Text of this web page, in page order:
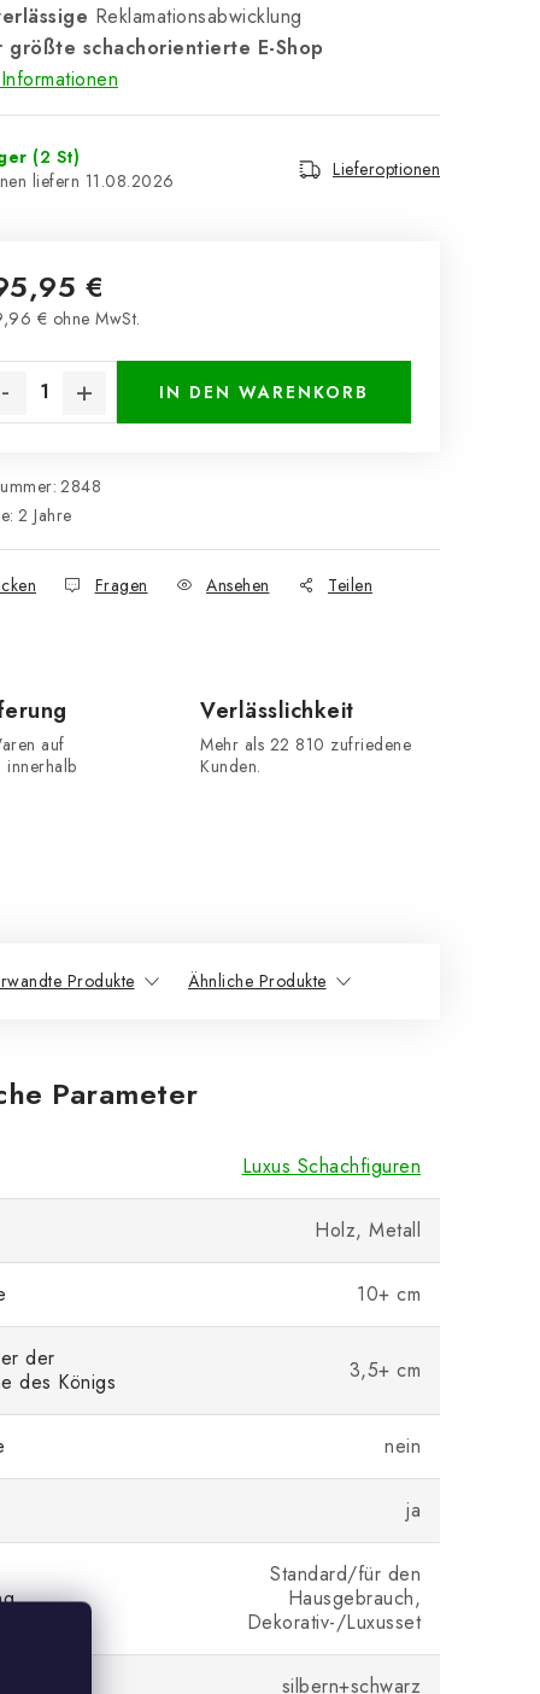
Reklamationsabwicklung
größte schachorientierte E-Shop
(2 St)
11.08.2026
Lieferoptionen
€
€ ohne MwSt.
IN DEN WARENKORB
2848
: 2 Jahre
Fragen Ansehen Teilen
auf
Verlässlichkeit
Mehr als 22 810 zufriedene
Kunden.
Produkte Ähnliche Produkte
Parameter
Luxus Schachfiguren
Holz, Metall
10+ cm
der
des Königs
3,5+ cm
nein
ja
Standard/für den
Hausgebrauch,
Dekorativ-/Luxusset
silbern+schwarz